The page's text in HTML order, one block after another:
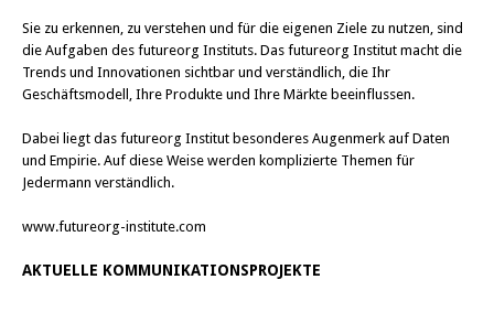
Sie zu erkennen, zu verstehen und für die eigenen Ziele zu nutzen, sind
die Aufgaben des futureorg Instituts. Das futureorg Institut macht die
Trends und Innovationen sichtbar und verständlich, die Ihr
Geschäftsmodell, Ihre Produkte und Ihre Märkte beeinflussen.
Dabei liegt das futureorg Institut besonderes Augenmerk auf Daten
und Empirie. Auf diese Weise werden komplizierte Themen für
Jedermann verständlich.
www.futureorg-institute.com
AKTUELLE KOMMUNIKATIONSPROJEKTE